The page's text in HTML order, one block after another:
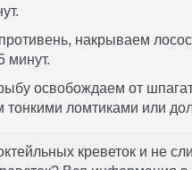
накрываем
минут.
освобождаем от
тонкими ломтиками или
креветок и не